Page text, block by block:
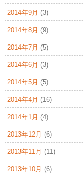
2014年9月 (3)
2014年8月 (9)
2014年7月 (5)
2014年6月 (3)
2014年5月 (5)
2014年4月 (16)
2014年1月 (4)
2013年12月 (6)
2013年11月 (11)
2013年10月 (6)